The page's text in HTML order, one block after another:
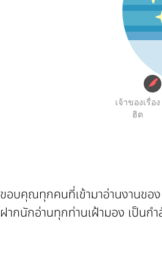
เจ้าของเรื่อง
ฮิต
ขอบคุณทุกคนที่เข้ามาอ่านงานของ
ฝากนักอ่านทุกท่านเฝ้ามอง เป็นกำ